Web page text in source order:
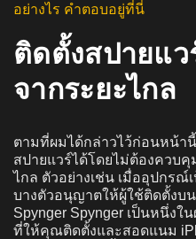
อย่างไร คำตอบอยู่ที่นี่
ติดตั้งสปายแ
จากระยะไกล
ตามที่ผมได้กล่าวไว้ก่อนหน้
สปายแวร์ได้โดยไม่ต้องควบ
ไกล ตัวอย่างเช่น เมื่ออุปกรณ์
บางตัวอนุญาตให้ผู้ใช้ติดตั้งบน
Spynger Spynger เป็นหนึ่ง
ที่ให้คุณติดตั้งและสอดแนม